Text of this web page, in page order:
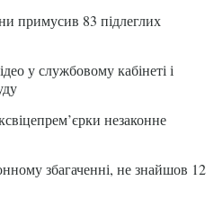
примусив 83 підлеглих
у службовому кабінеті і
незаконне
збагаченні, не знайшов 12